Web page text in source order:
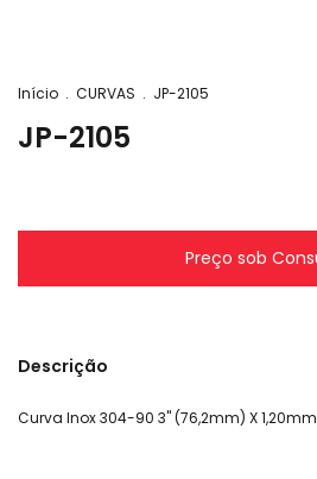
Início . CURVAS . JP-2105
JP-2105
Descrição
Curva Inox 304-90 3'' (76,2mm) X 1,20mm